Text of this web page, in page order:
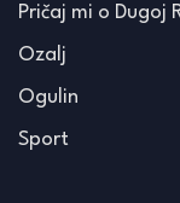
Pričaj mi o Dugoj
Ozalj
Ogulin
Sport